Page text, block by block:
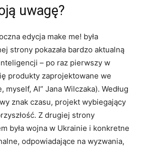
uwagę?
edycja make me! była
strony pokazała bardzo aktualną
– po raz pierwszy w
produkty zaprojektowane we
myself, AI” Jana Wilczaka). Według
znak czasu, projekt wybiegający
Z drugiej strony
była wojna w Ukrainie i konkretne
odpowiadające na wyzwania,